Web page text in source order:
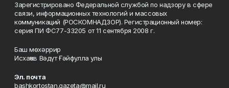
Зарегистрировано Федеральной службой по надзору в сфере
связи, информационных технологий и массовых
коммуникаций (РОСКОМНАДЗОР). Регистрационный номер:
серия ПИ ФС77-33205 от 11 сентября 2008 г.
Баш мөхәррир
Исхаҡов Вәдүт Ғәйфулла улы
Эл. почта
bashkortostan.gazeta@mail.ru